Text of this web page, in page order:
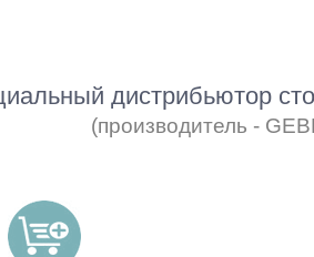
дистрибьютор
(производитель -